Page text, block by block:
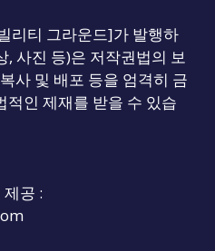
티 그라운드]가 발행하
, 사진 등)은 저작권법의 보
사 및 배포 등을 엄격히 금
적인 제재를 받을 수 있습
공 :